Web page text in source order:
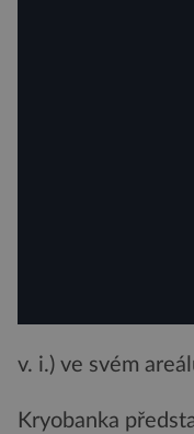
v. i.) ve svém
Kryobanka